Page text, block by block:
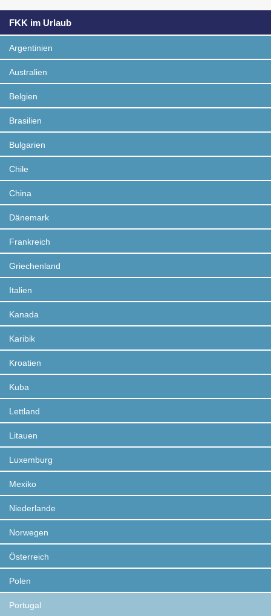
FKK im Urlaub
Argentinien
Australien
Belgien
Brasilien
Bulgarien
Chile
China
Dänemark
Frankreich
Griechenland
Italien
Kanada
Karibik
Kroatien
Kuba
Lettland
Litauen
Luxemburg
Mexiko
Niederlande
Norwegen
Österreich
Polen
Portugal